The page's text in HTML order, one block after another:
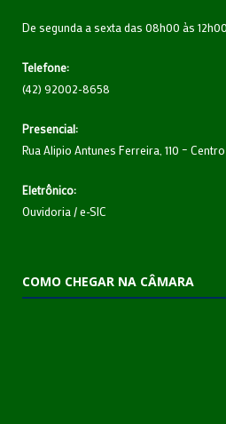
De segunda a sexta das 08h00 às
Telefone:
(42) 92002-8658
Presencial:
Rua Alipio Antunes Ferreira, 110 –
Eletrônico:
Ouvidoria/e-SIC
COMO CHEGAR NA CÂMARA